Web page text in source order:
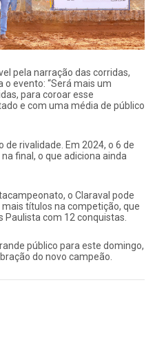
pela narração das corridas,
evento: “Será mais um
para coroar esse
e com uma média de público
rivalidade. Em 2024, o 6 de
final, o que adiciona ainda
o Claraval pode
títulos na competição, que
com 12 conquistas.
público para este domingo,
do novo campeão.